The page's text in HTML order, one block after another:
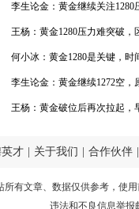
李生论金：黄金继续关注1280
做多
王杨：黄金1280压力难突破，
何小冰：黄金1280是关键，时
李生论金：黄金继续1272空，
频）
王杨：黄金破位后再次拉起，
才 关于我们 合作伙伴
所有文章、数据仅供参考，使
违法和不良信息举报